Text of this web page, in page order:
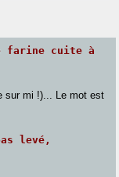
farine cuite à
sur mi !)... Le mot est
levé,